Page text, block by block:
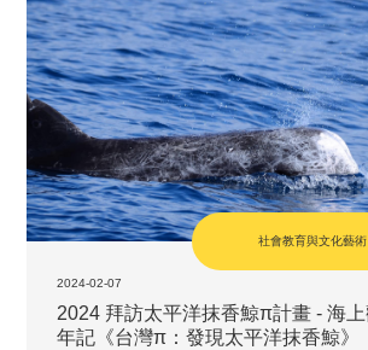
社會教育與文化藝術
2024-02-07
2024 拜訪太平洋抹香鯨π計畫 - 海上觀察一
年記《台灣π：發現太平洋抹香鯨》